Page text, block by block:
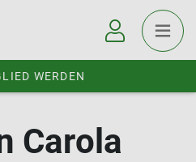
WERDEN
Carola